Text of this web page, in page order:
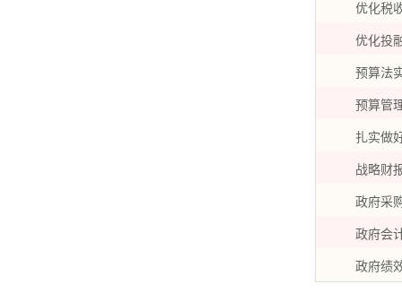
优化税
优化投
预算法
预算管
扎实做
战略财
政府采
政府会
政府绩